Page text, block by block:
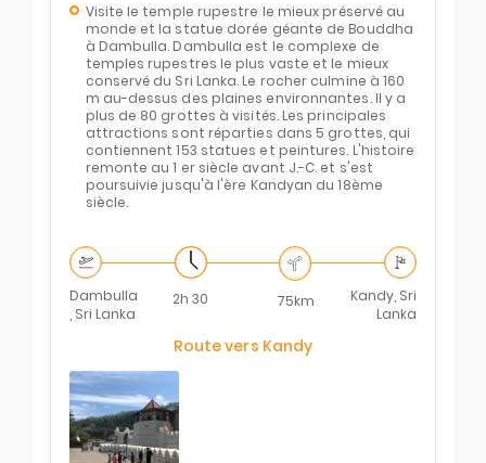
Visite le temple rupestre le mieux préservé au
monde et la statue dorée géante de Bouddha
à Dambulla. Dambulla est le complexe de
temples rupestres le plus vaste et le mieux
conservé du Sri Lanka. Le rocher culmine à 160
m au-dessus des plaines environnantes. Il y a
plus de 80 grottes à visités. Les principales
attractions sont réparties dans 5 grottes, qui
contiennent 153 statues et peintures. L'histoire
remonte au 1 er siècle avant J.-C. et s'est
poursuivie jusqu'à l'ère Kandyan du 18ème
siècle.
2h 30 75km
Dambulla
, Sri Lanka
Kandy, Sri
Lanka
Route vers Kandy